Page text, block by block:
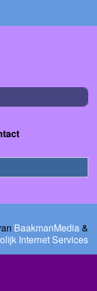
BaakmanMedia&
Internet Services